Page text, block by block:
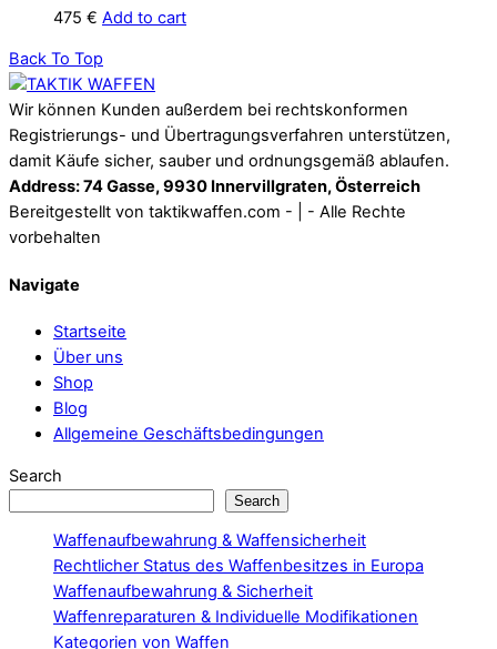
475 € Add to cart
Back To Top
Wir können Kunden außerdem bei rechtskonformen
Registrierungs- und Übertragungsverfahren unterstützen,
damit Käufe sicher, sauber und ordnungsgemäß ablaufen.
Address: 74 Gasse, 9930 Innervillgraten, Österreich
Bereitgestellt von taktikwaffen.com - | - Alle Rechte
vorbehalten
Navigate
Startseite
Über uns
Shop
Blog
Allgemeine Geschäftsbedingungen
Search
Search
Waffenaufbewahrung & Waffensicherheit
Rechtlicher Status des Waffenbesitzes in Europa
Waffenaufbewahrung & Sicherheit
Waffenreparaturen & Individuelle Modifikationen
Kategorien von Waffen